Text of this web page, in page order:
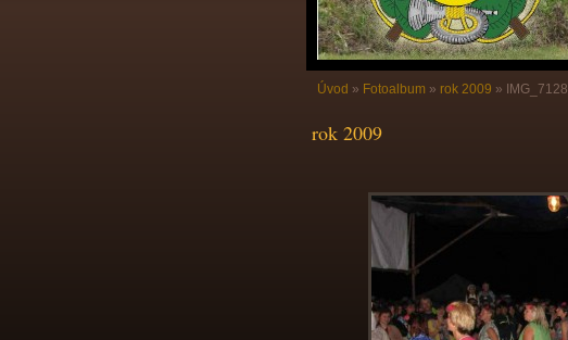
Úvod » Fotoalbum » rok 2009 » IMG_7128
rok 2009